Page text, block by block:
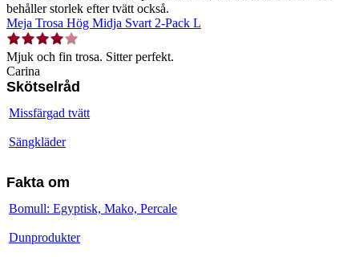
behåller storlek efter tvätt också.
Meja Trosa Hög Midja Svart 2-Pack L
Mjuk och fin trosa. Sitter perfekt.
Carina
Skötselråd
Missfärgad tvätt
Sängkläder
Fakta om
Bomull: Egyptisk, Mako, Percale
Dunprodukter